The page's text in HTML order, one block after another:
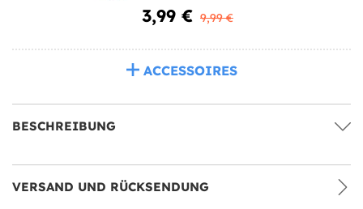
3,99 € 9,99 €
ACCESSOIRES
BESCHREIBUNG
VERSAND UND RÜCKSENDUNG